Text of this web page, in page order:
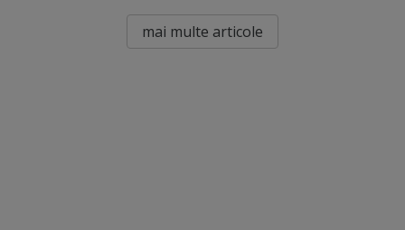
mai multe articole